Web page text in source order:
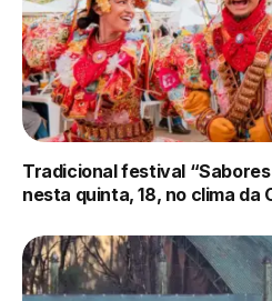
Tradicional festival
nesta quinta, 18, no clima da